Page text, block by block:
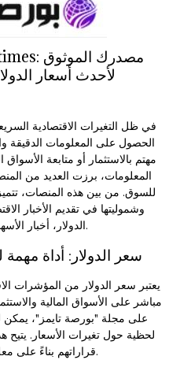
لأحدث أسعار
في ظل التغيرات الاقتصادية
الحصول على المعلومات الدقيقة
مهتم بالاستثمار أو متابعة
المعلومات، برزت العديد من
للسوق. من بين هذه المنصات،
وشموليتها في تقديم الأخبار
الدولار، أخبار الأسهم، وأخبار البورصة.
سعر الدولار: أداة مهمة
يعتبر سعر الدولار من المؤشرات
مباشر على الأسواق المالية
على مجلة "بورصة تايمز"، يمكن
لحظية حول تغيرات الأسعار. يتيح
قراراتهم بناءً على معلومات حديثة ودقيقة.